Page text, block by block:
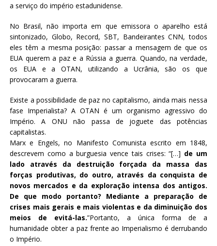
a serviço do império estadunidense.
No Brasil, não importa em que emissora o aparelho está
sintonizado, Globo, Record, SBT, Bandeirantes CNN, todos
eles têm a mesma posição: passar a mensagem de que os
EUA querem a paz e a Rússia a guerra. Quando, na verdade,
os EUA e a OTAN, utilizando a Ucrânia, são os que
provocaram a guerra.
Existe a possibilidade de paz no capitalismo, ainda mais nessa
fase Imperialista? A OTAN é um organismo agressivo do
Império. A ONU não passa de joguete das potências
capitalistas.
Marx e Engels, no Manifesto Comunista escrito em 1848,
descrevem como a burguesia vence tais crises: “[…] de um
lado através da destruição forçada da massa das
forças produtivas, do outro, através da conquista de
novos mercados e da exploração intensa dos antigos.
De que modo portanto? Mediante a preparação de
crises mais gerais e mais violentas e da diminuição dos
meios de evitá-las.”Portanto, a única forma de a
humanidade obter a paz frente ao Imperialismo é derrubando
o Império.